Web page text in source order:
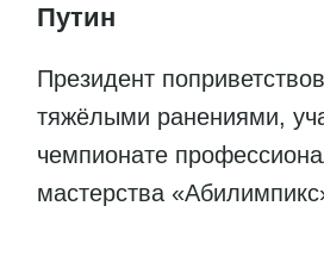
Путин
Президент
тяжёлыми ранениями,
чемпионате
мастерства